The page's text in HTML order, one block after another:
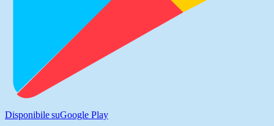
Disponibile suGoogle Play